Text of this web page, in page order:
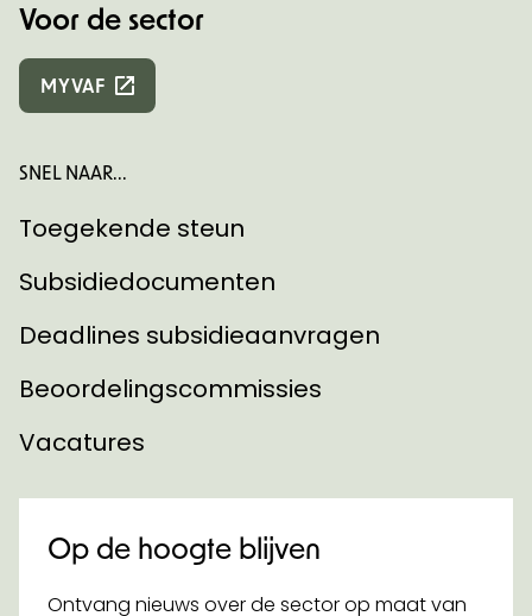
Voor de sector
MYVAF
SNEL NAAR...
Toegekende steun
Subsidiedocumenten
Deadlines subsidieaanvragen
Beoordelingscommissies
Vacatures
Op de hoogte blijven
Ontvang nieuws over de sector op maat van